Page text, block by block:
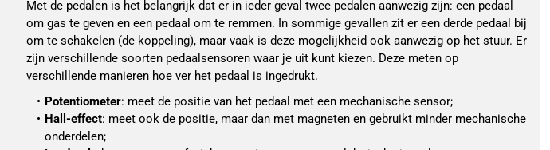
Met de pedalen is het belangrijk dat er in ieder geval twee pedalen aanwezig zijn: een pedaal
om gas te geven en een pedaal om te remmen. In sommige gevallen zit er een derde pedaal bij
om te schakelen (de koppeling), maar vaak is deze mogelijkheid ook aanwezig op het stuur. Er
zijn verschillende soorten pedaalsensoren waar je uit kunt kiezen. Deze meten op
verschillende manieren hoe ver het pedaal is ingedrukt.
Potentiometer: meet de positie van het pedaal met een mechanische sensor;
Hall-effect: meet ook de positie, maar dan met magneten en gebruikt minder mechanische
onderdelen;